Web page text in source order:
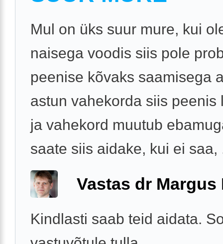
Mul on üks suur mure, kui
naisega voodis siis pole
peenise kõvaks saamisega
astun vahekorda siis peenis
ja vahekord muutub
saate siis aidake, kui ei saa,
Vastas dr Margus
Kindlasti saab teid aidata.